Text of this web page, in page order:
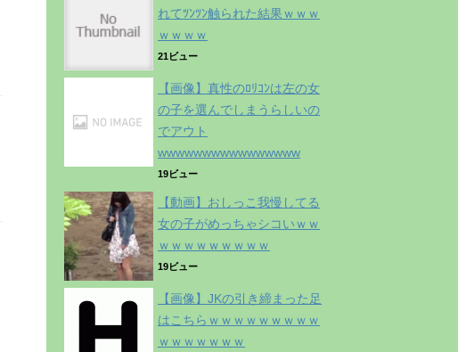
れてﾂﾝﾂﾝ触られた結果ｗｗｗ
ｗｗｗｗ
21ビュー
【画像】真性のﾛﾘｺﾝは左の女
の子を選んでしまうらしいの
でアウト
wwwwwwwwwwwwwwww
19ビュー
【動画】おしっこ我慢してる
女の子がめっちゃシコいｗｗ
ｗｗｗｗｗｗｗｗｗ
19ビュー
【画像】JKの引き締まった足
はこちらｗｗｗｗｗｗｗｗｗ
ｗｗｗｗｗｗｗ